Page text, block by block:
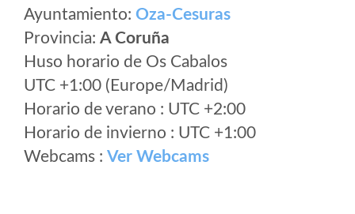
Ayuntamiento: Oza-Cesuras
Provincia: A Coruña
Huso horario de Os Cabalos
UTC +1:00 (Europe/Madrid)
Horario de verano : UTC +2:00
Horario de invierno : UTC +1:00
Webcams : Ver Webcams